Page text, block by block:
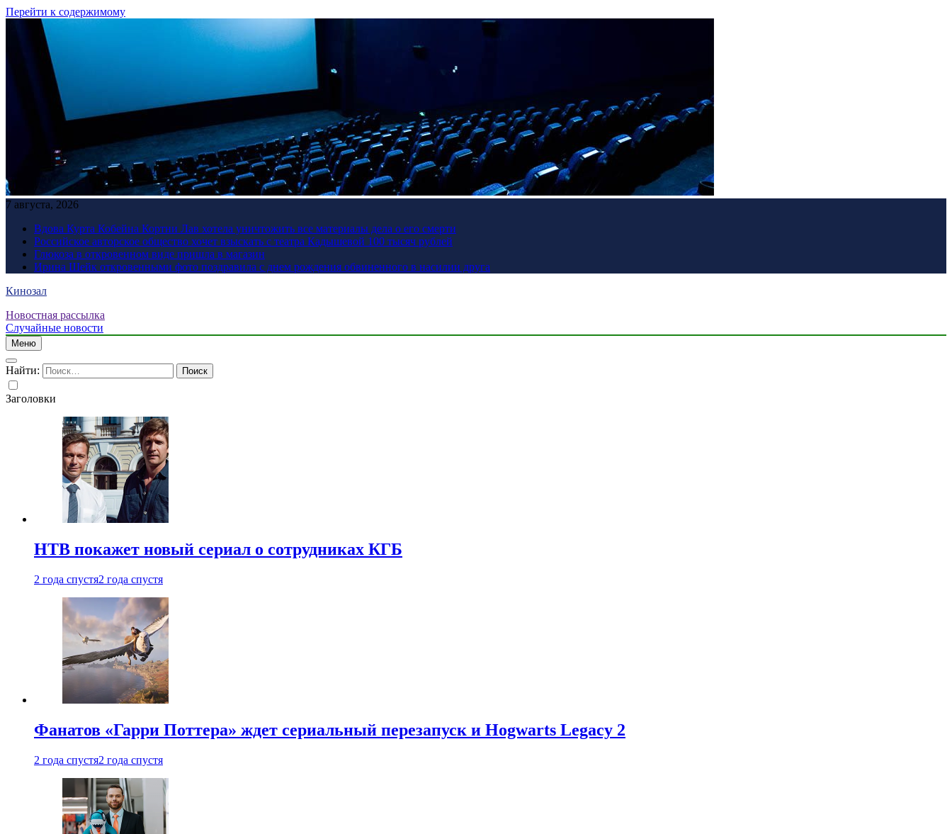
Перейти к содержимому
7 августа, 2026
Вдова Курта Кобейна Кортни Лав хотела уничтожить все материалы дела о его смерти
Российское авторское общество хочет взыскать с театра Кадышевой 100 тысяч рублей
Глюкоза в откровенном виде пришла в магазин
Ирина Шейк откровенными фото поздравила с днем рождения обвиненного в насилии друга
Кинозал
Новостная рассылка
Случайные новости
Меню
Найти:
Заголовки
НТВ покажет новый сериал о сотрудниках КГБ
2 года спустя2 года спустя
Фанатов «Гарри Поттера» ждет сериальный перезапуск и Hogwarts Legacy 2
2 года спустя2 года спустя